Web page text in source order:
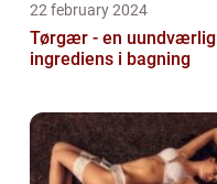
22 february 2024
Tørgær - en uundværlig
ingrediens i bagning